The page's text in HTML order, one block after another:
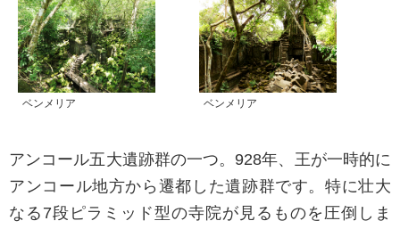
ベンメリア ベンメリア
アンコール五大遺跡群の一つ。928年、王が一時的に
アンコール地方から遷都した遺跡群です。特に壮大
なる7段ピラミッド型の寺院が見るものを圧倒しま